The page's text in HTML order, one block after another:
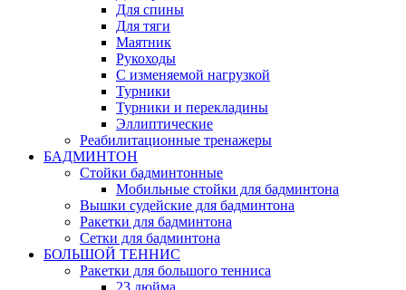
Для спины
Для тяги
Маятник
Рукоходы
С изменяемой нагрузкой
Турники
Турники и перекладины
Эллиптические
Реабилитационные тренажеры
БАДМИНТОН
Стойки бадминтонные
Мобильные стойки для бадминтона
Вышки судейские для бадминтона
Ракетки для бадминтона
Сетки для бадминтона
БОЛЬШОЙ ТЕННИС
Ракетки для большого тенниса
23 дюйма